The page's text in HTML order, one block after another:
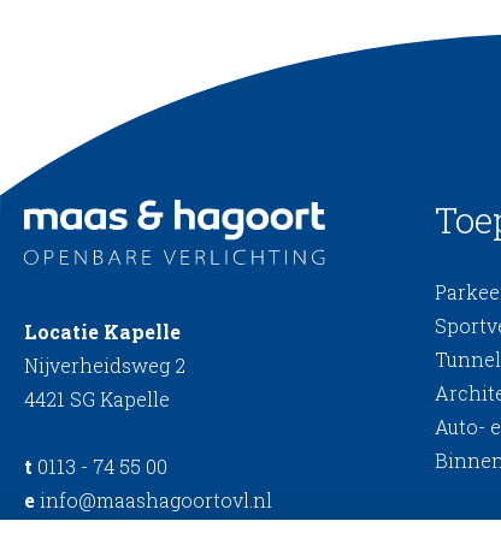
Locatie Kapelle
Nijverheidsweg 2
4421 SG Kapelle
t 0113 - 74 55 00
einfo@maashagoortovl.nl
Auto-